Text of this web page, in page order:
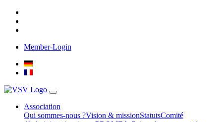
Member-Login
Association
Qui sommes-nous ?Vision & missionStatutsComité